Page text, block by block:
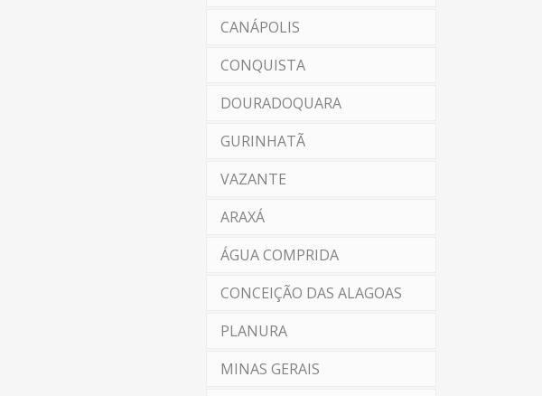
CANÁPOLIS
CONQUISTA
DOURADOQUARA
GURINHATÃ
VAZANTE
ARAXÁ
ÁGUA COMPRIDA
CONCEIÇÃO DAS ALAGOAS
PLANURA
MINAS GERAIS